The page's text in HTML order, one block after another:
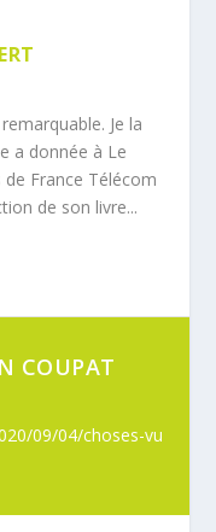
Je la
a donnée à Le
de France Télécom
de son livre...
COUPAT
09/04/choses-vu